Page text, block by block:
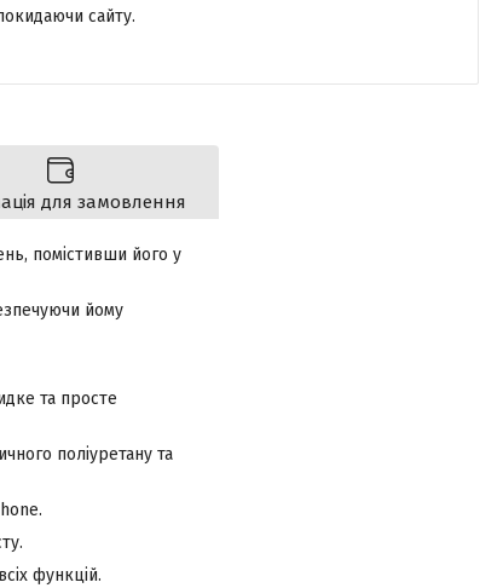
сайту.
для замовлення
помістивши його у
йому
та просте
поліуретану та
функцій.